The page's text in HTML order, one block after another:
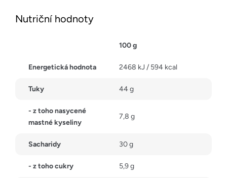
Nutriční hodnoty
100 g
Energetická hodnota 2468 kJ / 594 kcal
Tuky 44 g
- z toho nasycené
mastné kyseliny
7,8 g
Sacharidy 30 g
- z toho cukry 5,9 g